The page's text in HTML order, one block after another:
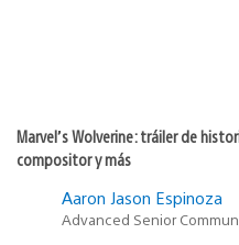
Marvel’s Wolverine: tráiler de
compositor y más
Aaron Jason Espinoza
Advanced Senior